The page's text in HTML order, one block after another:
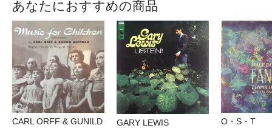
あなたにおすすめの商品
CARL ORFF & GUNILD
GARY LEWIS
O・S・T